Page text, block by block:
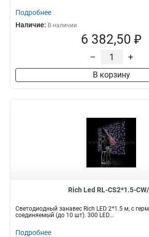
Подробнее
Наличие: В наличии
6 382,50 ₽
– +
В корзину
Rich Led RL-CS2*1.5-
Светодиодный занавес Rich LED 2*1.5 м, с
соединяемый (до 10 шт). 300 LED...
Подробнее